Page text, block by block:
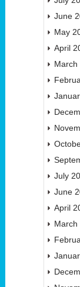
June
May
April
March
July
June
April
March